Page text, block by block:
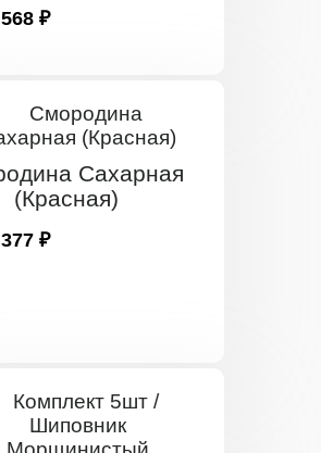
568 ₽
Сахарная
(Красная)
377 ₽